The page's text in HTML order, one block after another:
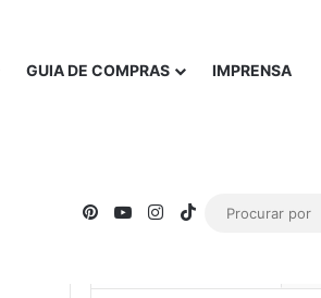
GUIA DE COMPRAS IMPRENSA
PinterestYouTubeInstagram
TikTok